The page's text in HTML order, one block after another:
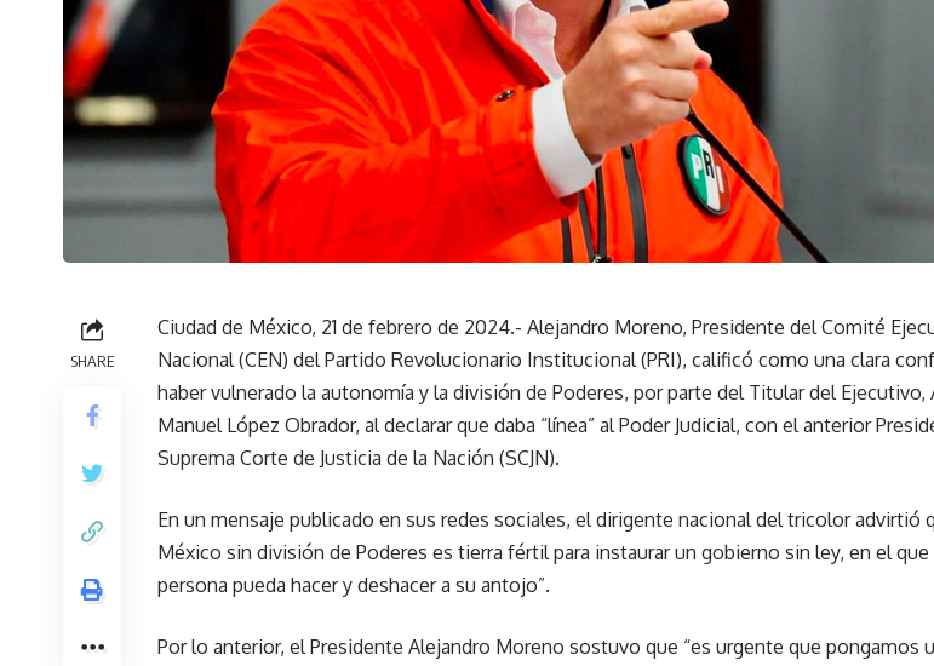
SHARE
Ciudad de México, 21 de febrero de 2024.- Alejandro Moreno, Presidente del Comité
Nacional (CEN) del Partido Revolucionario Institucional (PRI), calificó como una clara
haber vulnerado la autonomía y la división de Poderes, por parte del Titular del Ejecutivo,
Manuel López Obrador, al declarar que daba “línea” al Poder Judicial, con el anterior
Suprema Corte de Justicia de la Nación (SCJN).
En un mensaje publicado en sus redes sociales, el dirigente nacional del tricolor advirtió
México sin división de Poderes es tierra fértil para instaurar un gobierno sin ley, en el que
persona pueda hacer y deshacer a su antojo”.
Por lo anterior, el Presidente Alejandro Moreno sostuvo que “es urgente que pongamos